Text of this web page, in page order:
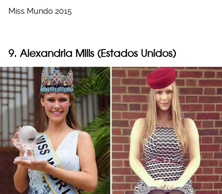
Miss Mundo 2015
9. Alexandria Mills (Estados Unidos)